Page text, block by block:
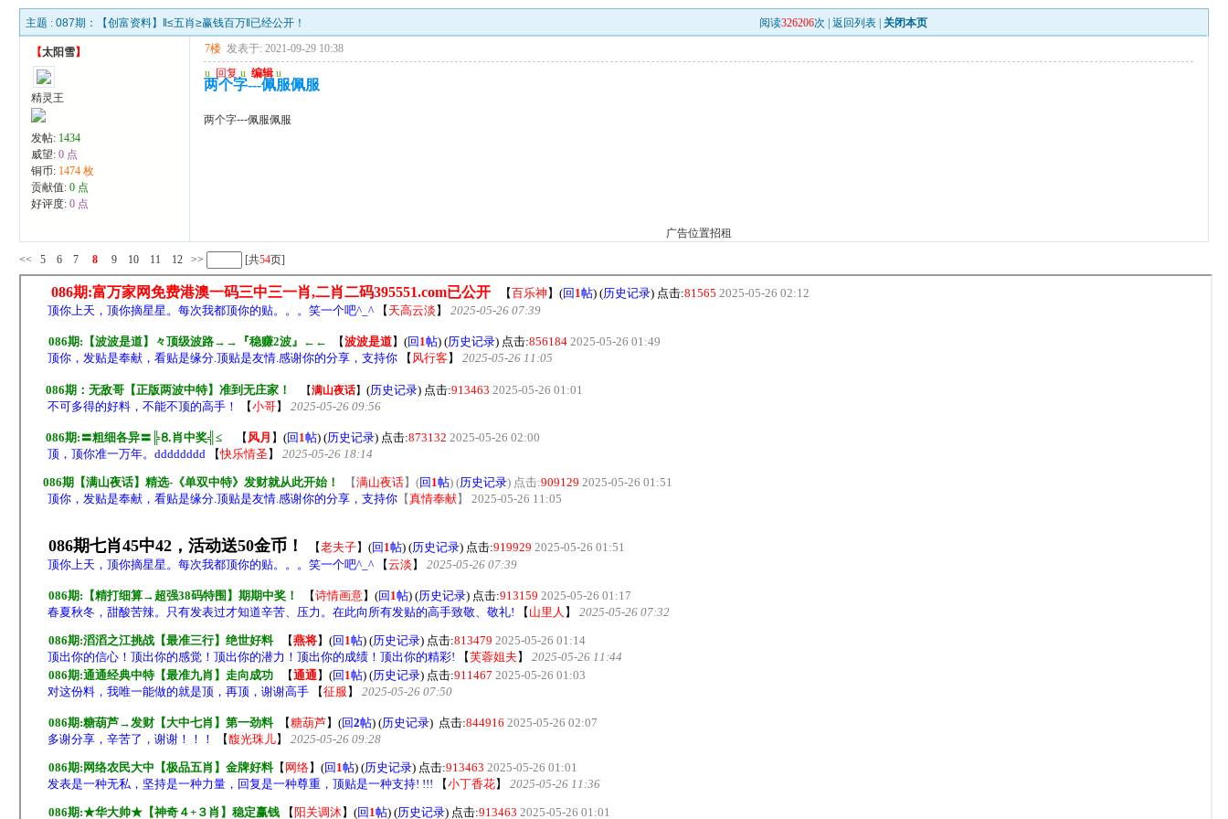
主题 :087期：【创富资料】‖≤五肖≥赢钱百万‖已经公开！ 阅读326206次 |返回列表 关闭本页
【太阳雪】
精灵王
发帖: 1434
威望:0 点
铜币: 1474 枚
贡献值:0 点
好评度:0 点
7楼 发表于: 2021-09-29 10:38
u 回复 u 编辑 u
两个字---佩服佩服
两个字---佩服佩服
广告位置招租
<< 5 6 7 8 9 10 11 12 >> [共54页]